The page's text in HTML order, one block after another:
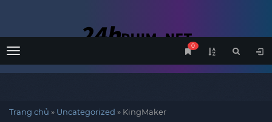
Menu
0
Trang chủ » Uncategorized » KingMaker